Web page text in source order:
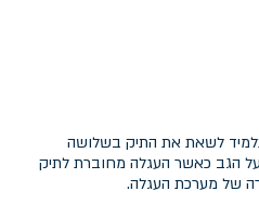
לשאת את התיק בשלושה
העגלה ייעודית עם גלגלי סיליקון עמידים 2. נשיאה על הגב כאשר העגלה מחוברת לתיק